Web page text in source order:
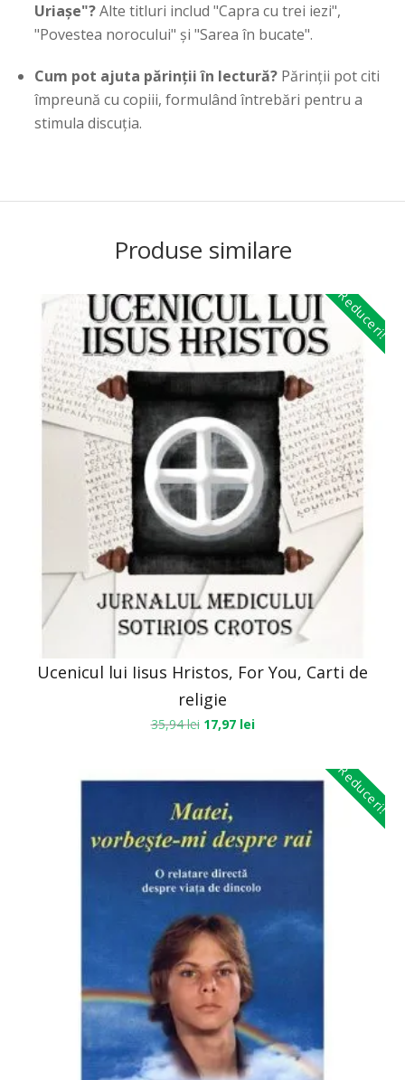
Uriașe"?Alte titluri includ "Capra cu trei iezi",
"Povestea norocului" și "Sarea în bucate".
Cum pot ajuta părinții în lectură? Părinții pot citi
împreună cu copiii, formulând întrebări pentru a
stimula discuția.
Produse similare
Reduceri!
Ucenicul lui Iisus Hristos, For You, Carti de
religie
35,94lei 17,97 lei
Reduceri!